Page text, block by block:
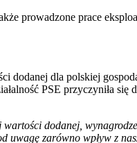
prowadzone prace
dodanej dla polskiej
PSE przyczyniła
dodanej,
zarówno wpływ z